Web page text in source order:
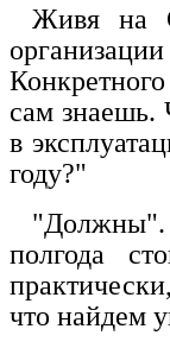
Живя на
сам знаешь.
в
году?"
полгода
что найдем